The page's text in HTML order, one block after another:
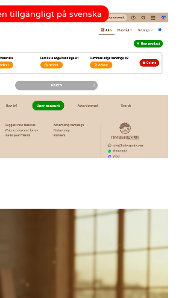
tillgängligt på svenska